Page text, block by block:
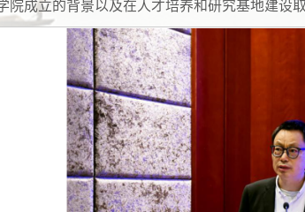
院成立的背景以及在人才培养和研究基地建设